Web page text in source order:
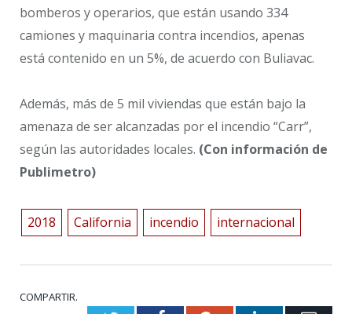
bomberos y operarios, que están usando 334
camiones y maquinaria contra incendios, apenas
está contenido en un 5%, de acuerdo con Buliavac.
Además, más de 5 mil viviendas que están bajo la
amenaza de ser alcanzadas por el incendio “Carr”,
según las autoridades locales. (Con información de
Publimetro)
2018 California incendio internacional
COMPARTIR.